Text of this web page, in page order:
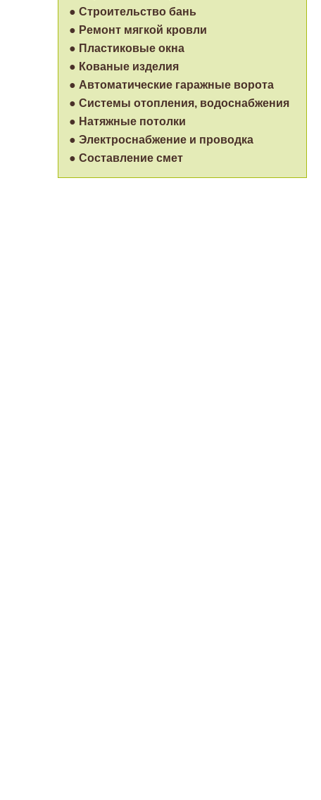
● Строительство бань
● Ремонт мягкой кровли
● Пластиковые окна
● Кованые изделия
● Автоматические гаражные ворота
● Системы отопления, водоснабжения
● Натяжные потолки
● Электроснабжение и проводка
● Составление смет